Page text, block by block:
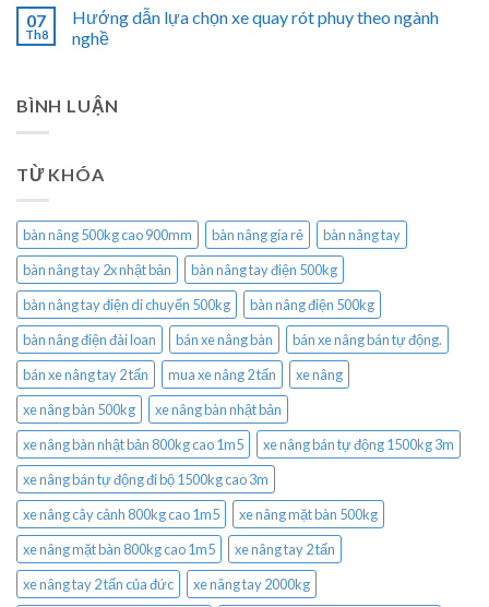
07
Th8
Hướng dẫn lựa chọn xe quay rót phuy theo ngành
nghề
BÌNH LUẬN
TỪ KHÓA
bàn nâng 500kg cao 900mm bàn nâng gía rẻ
bàn nâng tay
bàn nâng tay 2x nhật bản
bàn nâng tay điện 500kg
bàn nâng tay điện di chuyển 500kg
bàn nâng điện 500kg
bàn nâng điện đài loan
bán xe nâng bàn
bán xe nâng bán tự động.
bán xe nâng tay 2 tấn
mua xe nâng 2 tấn
xe nâng
xe nâng bàn 500kg
xe nâng bàn nhật bản
xe nâng bàn nhật bản 800kg cao 1m5
xe nâng bán tự động 1500kg 3m
xe nâng bán tự động đi bộ 1500kg cao 3m
xe nâng cây cảnh 800kg cao 1m5
xe nâng mặt bàn 500kg
xe nâng mặt bàn 800kg cao 1m5
xe nâng tay 2 tấn
xe nâng tay 2 tấn của đức
xe nâng tay 2000kg